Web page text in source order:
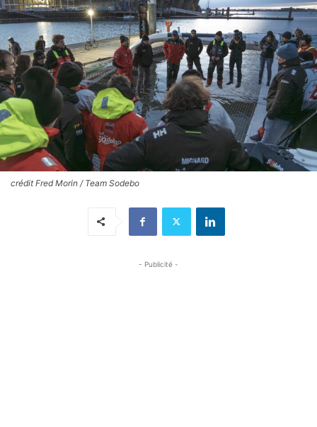
crédit Fred Morin / Team Sodebo
- Publicité -